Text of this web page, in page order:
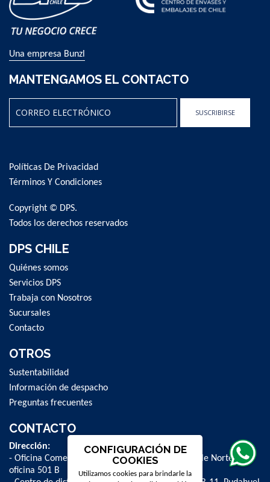
Una empresa Bunzl
MANTENGAMOS EL CONTACTO
Our
Newsletter:
SUSCRIBIRSE
Políticas De Privacidad
Términos Y Condiciones
Copyright © DPS.
Todos los derechos reservados
DPS CHILE
Quiénes somos
Servicios DPS
Trabaja con Nosotros
Sucursales
Contacto
OTROS
Sustentabilidad
Información de despacho
Preguntas frecuentes
CONTACTO
Dirección:
- Oficina Comercial y administrativa: Avenida Valle Norte 841,
oficina 501 B
CONFIGURACIÓN DE
COOKIES
Utilizamos cookies para brindarle la